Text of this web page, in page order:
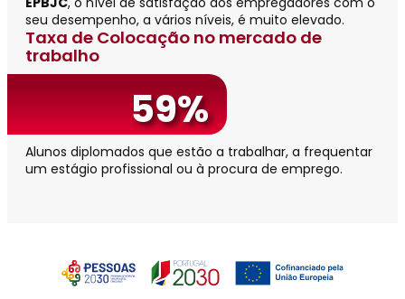
seu desempenho, a vários níveis, é muito elevado.
Taxa de Colocação no mercado de
trabalho
59%
Alunos diplomados que estão a trabalhar, a frequentar
um estágio profissional ou à procura de emprego.